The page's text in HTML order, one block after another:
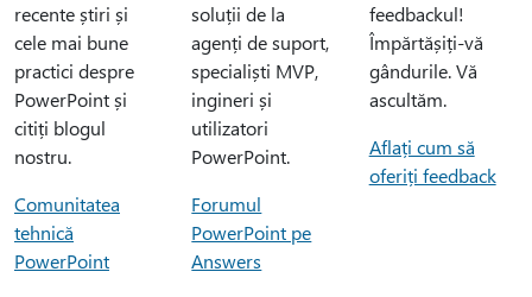
recente știri și
cele mai bune
practici despre
PowerPoint și
citiți blogul
nostru.
Comunitatea
tehnică
PowerPoint
soluții de la
agenți de suport,
specialiști MVP,
ingineri și
utilizatori
PowerPoint.
Forumul
PowerPoint pe
Answers
feedbackul!
Împărtășiți-vă
gândurile. Vă
ascultăm.
Aflați cum să
oferiți feedback